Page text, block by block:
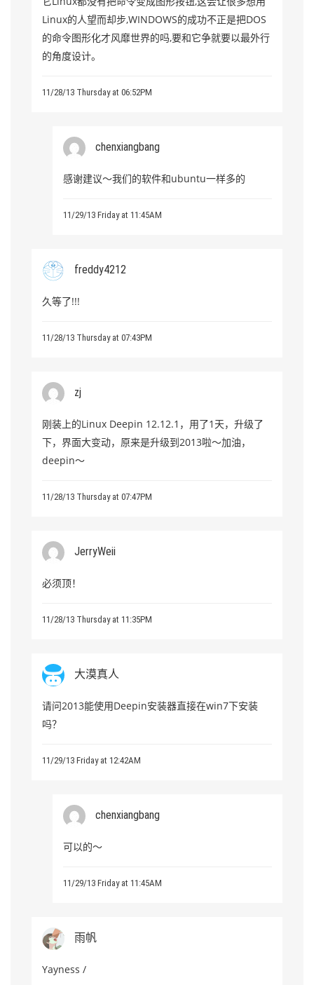
Linux的人望而却步,WINDOWS的成功不正是把DOS
的命令图形化才风靡世界的吗,要和它争就要以最外行
的角度设计。
11/28/13 Thursday at 06:52PM
chenxiangbang
感谢建议～我们的软件和ubuntu一样多的
11/29/13 Friday at 11:45AM
freddy4212
久等了!!!
11/28/13 Thursday at 07:43PM
zj
刚装上的Linux Deepin 12.12.1，用了1天，升级了
下，界面大变动，原来是升级到2013啦～加油，
deepin～
11/28/13 Thursday at 07:47PM
JerryWeii
必须顶！
11/28/13 Thursday at 11:35PM
大漠真人
请问2013能使用Deepin安装器直接在win7下安装
吗？
11/29/13 Friday at 12:42AM
chenxiangbang
可以的～
11/29/13 Friday at 11:45AM
雨帆
Yayness /